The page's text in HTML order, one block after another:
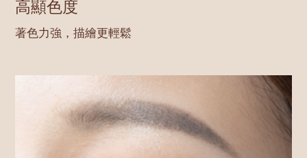
高顯色度
著色力強，描繪更輕鬆